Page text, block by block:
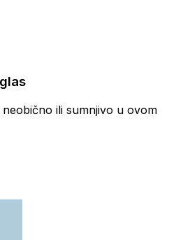
ili sumnjivo u ovom